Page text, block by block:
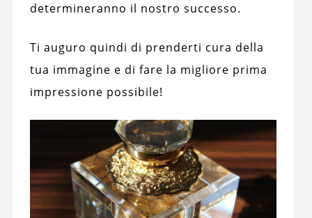
determineranno il nostro successo.
Ti auguro quindi di prenderti cura della
tua immagine e di fare la migliore prima
impressione possibile!